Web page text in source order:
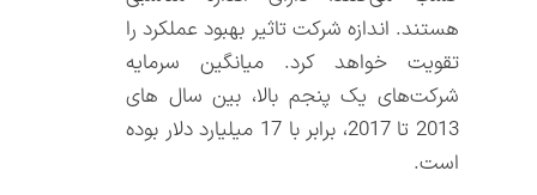
هستند. اندازه شرکت تاثیر بهبود عملکرد را
تقویت خواهد کرد. میانگین سرمایه
شرکت‌های یک پنجم بالا، بین سال های
2013 تا 2017، برابر با 17 میلیارد دلار بوده
است.